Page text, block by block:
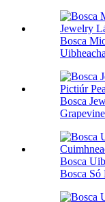
Bosca
Bosca
Bosca
Bosca Só